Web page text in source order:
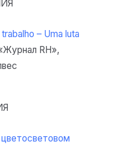
– Uma luta
RH»,